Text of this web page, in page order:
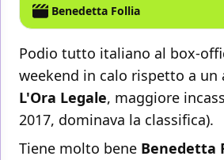
Benedetta Follia
Podio tutto italiano al box-
weekend in calo rispetto a un
L'Ora Legale, maggiore
2017, dominava la classifica).
Tiene molto bene Benedetta